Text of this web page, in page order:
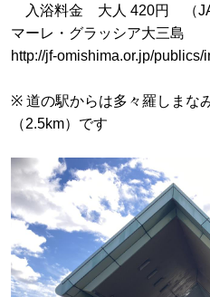
入浴料金 大人 420円 （
マーレ・グラッシア大三島
http://jf-omishima.or.jp/publics/
※ 道の駅からは多々羅しまな
（2.5km）です